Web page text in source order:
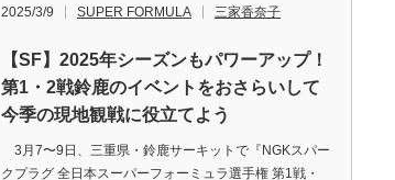
2025/3/9 SUPER FORMULA 三家香奈子
【SF】2025年シーズンもパワーアップ！
第1・2戦鈴鹿のイベントをおさらいして
今季の現地観戦に役立てよう
3月7〜9日、三重県・鈴鹿サーキットで『NGKスパー
クプラグ 全日本スーパーフォーミュラ選手権 第1戦・